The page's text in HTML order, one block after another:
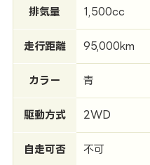
排気量 1,500cc
走行距離 95,000km
カラー 青
駆動方式 2WD
自走可否 不可